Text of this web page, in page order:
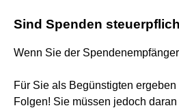
Sind Spenden
Wenn Sie der
Für Sie als Begünstigten
Folgen! Sie müssen jedoch